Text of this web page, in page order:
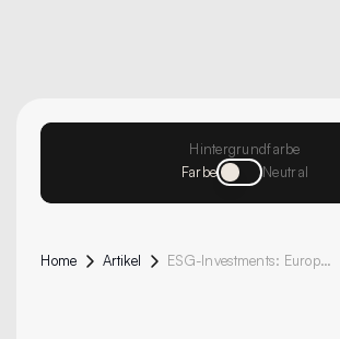
Hintergrundfarbe
Farbe
Neutral
Home Artikel ESG-Investments: Europäer Holen Die Kastanien Aus Dem Feuer